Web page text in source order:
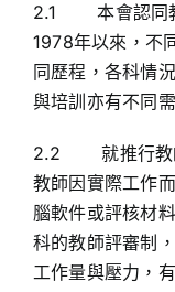
2.1 本會認同教
1978年以來，不
同歷程，各科情
與培訓亦有不同
2.2 就推行教師
教師因實際工作
腦軟件或評核材
科的教師評審制
工作量與壓力，